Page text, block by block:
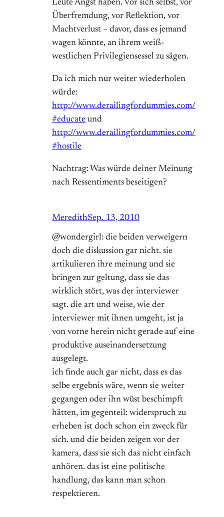
Leute Angst haben. Vor sich selbst, vor
Überfremdung, vor Reflektion, vor
Machtverlust – davor, dass es jemand
wagen könnte, an ihrem weiß-
westlichen Privilegiensessel zu sägen.
Da ich mich nur weiter wiederholen
würde:
http://www.derailingfordummies.com/
#educate und
http://www.derailingfordummies.com/
#hostile
Nachtrag: Was würde deiner Meinung
nach Ressentiments beseitigen?
MeredithSep. 13, 2010
@wondergirl: die beiden verweigern
doch die diskussion gar nicht. sie
artikulieren ihre meinung und sie
bringen zur geltung, dass sie das
wirklich stört, was der interviewer
sagt. die art und weise, wie der
interviewer mit ihnen umgeht, ist ja
von vorne herein nicht gerade auf eine
produktive auseinandersetzung
ausgelegt.
ich finde auch gar nicht, dass es das
selbe ergebnis wäre, wenn sie weiter
gegangen oder ihn wüst beschimpft
hätten, im gegenteil: widerspruch zu
erheben ist doch schon ein zweck für
sich. und die beiden zeigen vor der
kamera, dass sie sich das nicht einfach
anhören. das ist eine politische
handlung, das kann man schon
respektieren.